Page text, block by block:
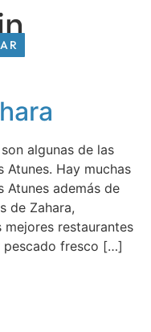
algunas de las
Atunes. Hay muchas
Atunes además de
de Zahara,
restaurantes
pescado fresco […]